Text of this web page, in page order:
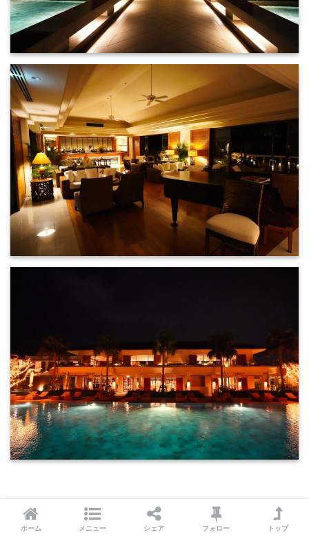
お酒を飲みながらゆっくりするのもいいですが運動して汗
ホーム メニュー シェア フォロー トップ